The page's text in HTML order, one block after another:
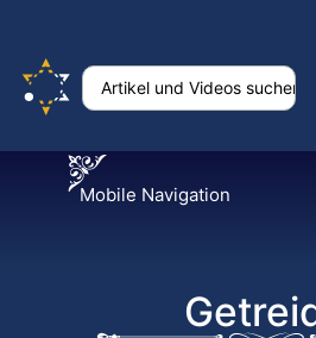
Mobile Navigation